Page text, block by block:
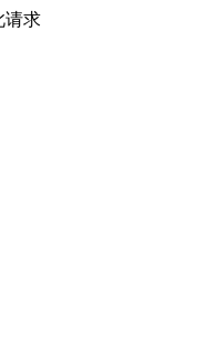
请求